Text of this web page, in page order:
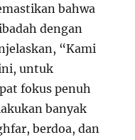
bahwa
dengan
“Kami
untuk
fokus penuh
banyak
berdoa, dan